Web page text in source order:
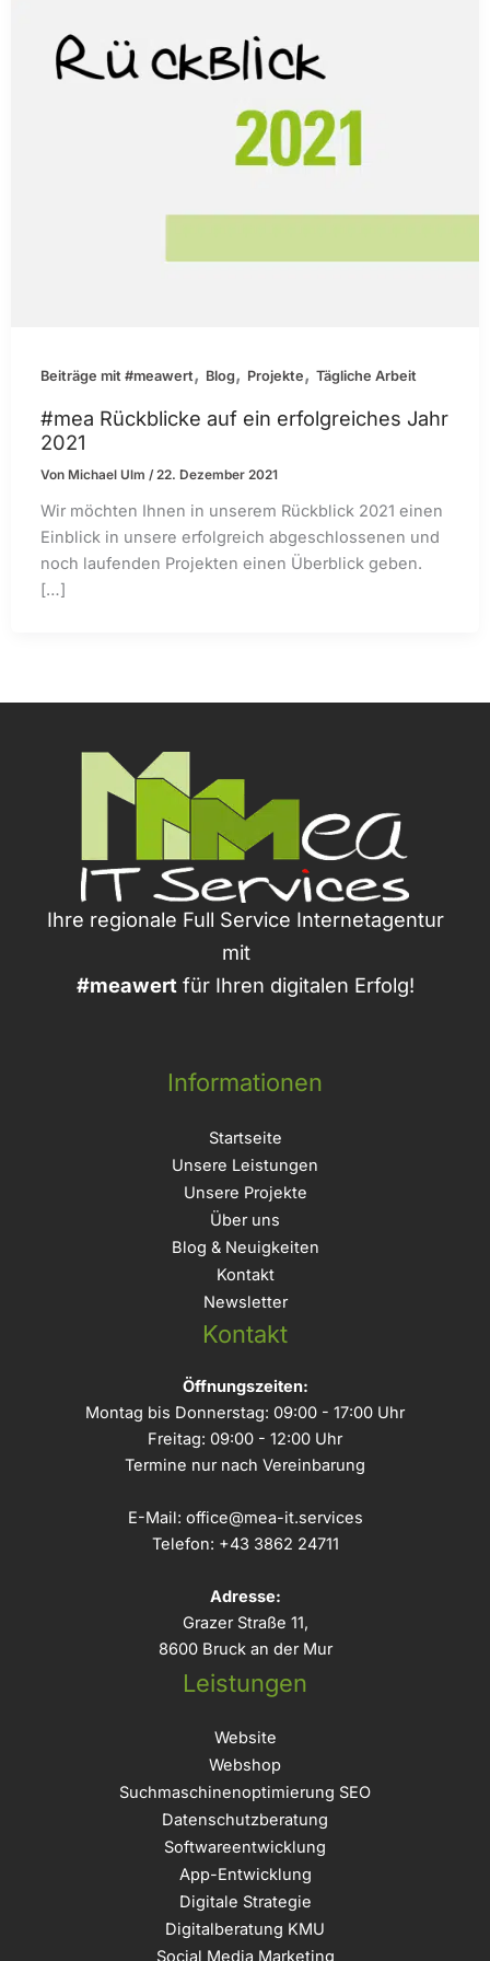
Beiträge mit #meawert, Blog, Projekte,Tägliche Arbeit
#mea Rückblicke auf ein erfolgreiches Jahr
2021
Von Michael Ulm/22. Dezember 2021
Wir möchten Ihnen in unserem Rückblick 2021 einen
Einblick in unsere erfolgreich abgeschlossenen und
noch laufenden Projekten einen Überblick geben.
[…]
Ihre regionale Full Service Internetagentur
mit
#meawert für Ihren digitalen Erfolg!
Informationen
Startseite
Unsere Leistungen
Unsere Projekte
Über uns
Blog & Neuigkeiten
Kontakt
Newsletter
Kontakt
Öffnungszeiten:
Montag bis Donnerstag: 09:00 - 17:00 Uhr
Freitag: 09:00 - 12:00 Uhr
Termine nur nach Vereinbarung
E-Mail: office@mea-it.services
Telefon: +43 3862 24711
Adresse:
Grazer Straße 11,
8600 Bruck an der Mur
Leistungen
Website
Webshop
Suchmaschinenoptimierung SEO
Datenschutzberatung
Softwareentwicklung
App-Entwicklung
Digitale Strategie
Digitalberatung KMU
Social Media Marketing